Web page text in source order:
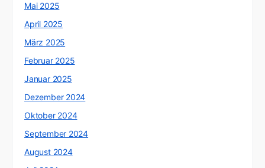
Mai 2025
April 2025
März 2025
Februar 2025
Januar 2025
Dezember 2024
Oktober 2024
September 2024
August 2024